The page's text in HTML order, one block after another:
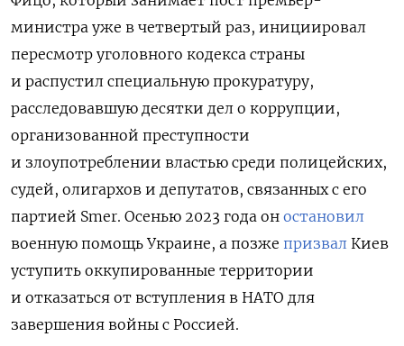
министра уже в четвертый раз, инициировал
пересмотр уголовного кодекса страны
и распустил специальную прокуратуру,
расследовавшую десятки дел о коррупции,
организованной преступности
и злоупотреблении властью среди полицейских,
судей, олигархов и депутатов, связанных с его
партией Smer. Осенью 2023 года он остановил
военную помощь Украине, а позже призвал Киев
уступить оккупированные территории
и отказаться от вступления в НАТО для
завершения войны с Россией.